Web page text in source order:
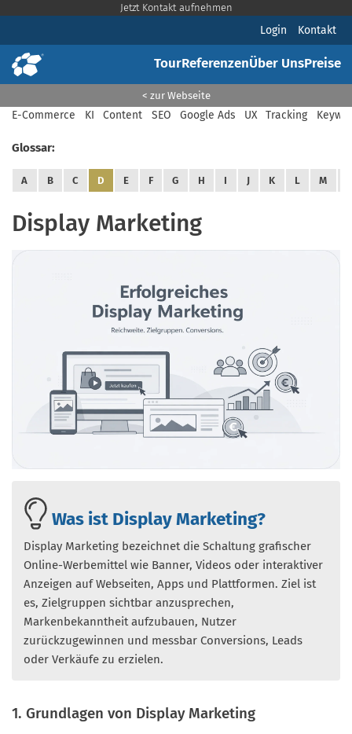
Jetzt Kontakt aufnehmen
Login Kontakt
TourReferenzenÜber UnsPreise
< zur Webseite
E-Commerce KI Content SEO Google Ads UX Tracking
Glossar:
A B C D E F G H I J K L M
Display Marketing
Was ist Display Marketing?
Display Marketing bezeichnet die Schaltung grafischer
Online-Werbemittel wie Banner, Videos oder interaktiver
Anzeigen auf Webseiten, Apps und Plattformen. Ziel ist
es, Zielgruppen sichtbar anzusprechen,
Markenbekanntheit aufzubauen, Nutzer
zurückzugewinnen und messbar Conversions, Leads
oder Verkäufe zu erzielen.
1. Grundlagen von Display Marketing